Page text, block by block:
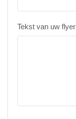
Tekst van uw flyer